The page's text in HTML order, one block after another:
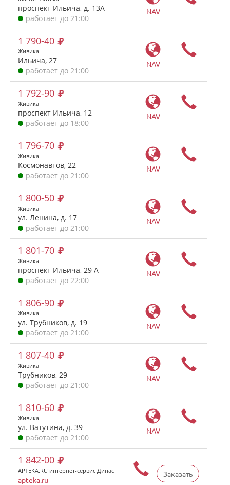
NAV
проспект Ильича, д. 13А
работает до 21:00
NAV
1 790-40
Живика
Ильича, 27
работает до 21:00
NAV
1 792-90
Живика
проспект Ильича, 12
работает до 18:00
NAV
1 796-70
Живика
Космонавтов, 22
работает до 21:00
NAV
1 800-50
Живика
ул. Ленина, д. 17
работает до 21:00
NAV
1 801-70
Живика
проспект Ильича, 29 А
работает до 22:00
NAV
1 806-90
Живика
ул. Трубников, д. 19
работает до 21:00
NAV
1 807-40
Живика
Трубников, 29
работает до 21:00
NAV
1 810-60
Живика
ул. Ватутина, д. 39
работает до 21:00
Заказать
1 842-00
APTEKA.RU интернет-сервис Динас
apteka.ru